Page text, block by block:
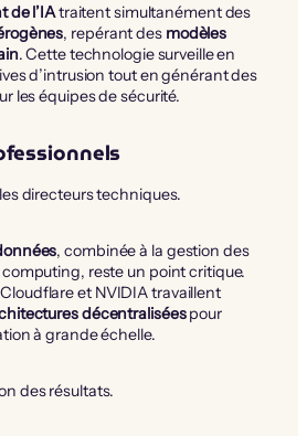
de l’IAtraitent simultanément des
, repérant des modèles
. Cette technologie surveille en
d’intrusion tout en générant des
les équipes de sécurité.
directeurs techniques.
, combinée à la gestion des
reste un point critique.
et NVIDIA travaillent
décentraliséespour
à grande échelle.
des résultats.